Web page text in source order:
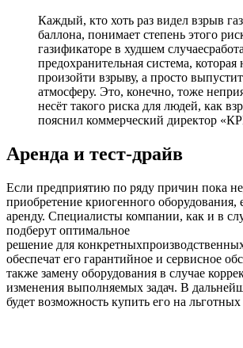
Каждый, кто хоть раз видел взрыв
баллона, понимает степень этого
газификаторе в худшем
предохранительная система, которая
произойти взрыву, а просто выпустит
атмосферу. Это, конечно, тоже
несёт такого риска для людей, как
пояснил коммерческий директор
Аренда и тест-драйв
Если предприятию по ряду причин пока
приобретение криогенного оборудования,
аренду. Специалисты компании, как и в
подберут оптимальное
решение для
обеспечат его гарантийное и сервисное
также замену оборудования в случае
изменения выполняемых задач. В
будет возможность купить его на